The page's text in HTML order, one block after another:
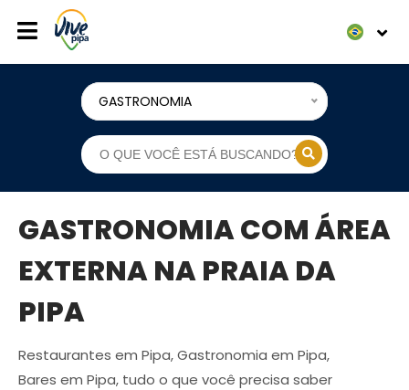
GASTRONOMIA
GASTRONOMIA COM ÁREA
EXTERNA NA PRAIA DA
PIPA
Restaurantes em Pipa, Gastronomia em Pipa,
Bares em Pipa, tudo o que você precisa saber